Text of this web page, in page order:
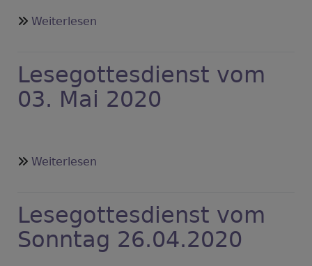
Weiterlesen
Jubilate
Lesegottesdienst vom
03. Mai 2020
Weiterlesen
03.
2020
Lesegottesdienst vom
Sonntag 26.04.2020